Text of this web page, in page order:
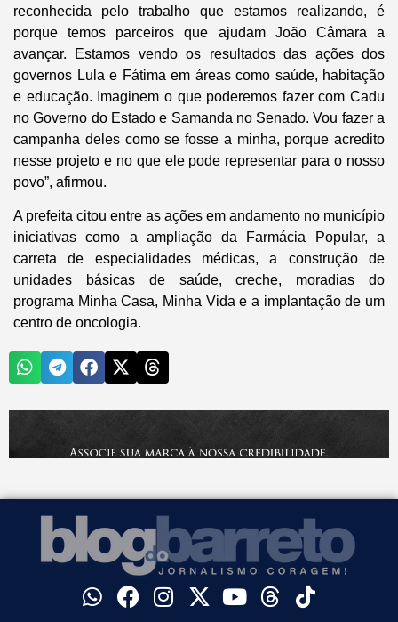
reconhecida pelo trabalho que estamos realizando, é
porque temos parceiros que ajudam João Câmara a
avançar. Estamos vendo os resultados das ações dos
governos Lula e Fátima em áreas como saúde, habitação
e educação. Imaginem o que poderemos fazer com Cadu
no Governo do Estado e Samanda no Senado. Vou fazer a
campanha deles como se fosse a minha, porque acredito
nesse projeto e no que ele pode representar para o nosso
povo”, afirmou.
A prefeita citou entre as ações em andamento no município
iniciativas como a ampliação da Farmácia Popular, a
carreta de especialidades médicas, a construção de
unidades básicas de saúde, creche, moradias do
programa Minha Casa, Minha Vida e a implantação de um
centro de oncologia.